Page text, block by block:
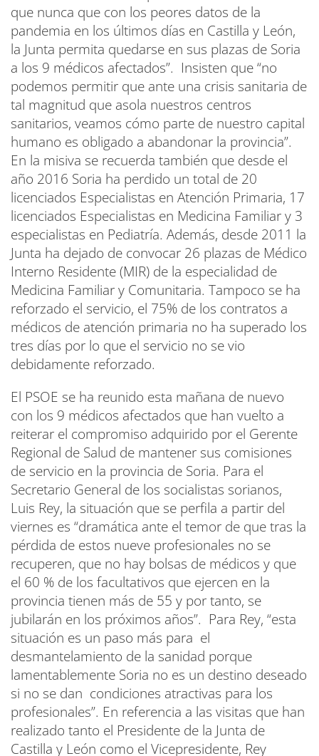
que nunca que con los peores datos de la
pandemia en los últimos días en Castilla y León,
la Junta permita quedarse en sus plazas de Soria
a los 9 médicos afectados”. Insisten que “no
podemos permitir que ante una crisis sanitaria de
tal magnitud que asola nuestros centros
sanitarios, veamos cómo parte de nuestro capital
humano es obligado a abandonar la provincia”.
En la misiva se recuerda también que desde el
año 2016 Soria ha perdido un total de 20
licenciados Especialistas en Atención Primaria, 17
licenciados Especialistas en Medicina Familiar y 3
especialistas en Pediatría. Además, desde 2011 la
Junta ha dejado de convocar 26 plazas de Médico
Interno Residente (MIR) de la especialidad de
Medicina Familiar y Comunitaria. Tampoco se ha
reforzado el servicio, el 75% de los contratos a
médicos de atención primaria no ha superado los
tres días por lo que el servicio no se vio
debidamente reforzado.
El PSOE se ha reunido esta mañana de nuevo
con los 9 médicos afectados que han vuelto a
reiterar el compromiso adquirido por el Gerente
Regional de Salud de mantener sus comisiones
de servicio en la provincia de Soria. Para el
Secretario General de los socialistas sorianos,
Luis Rey, la situación que se perfila a partir del
viernes es “dramática ante el temor de que tras la
pérdida de estos nueve profesionales no se
recuperen, que no hay bolsas de médicos y que
el 60 % de los facultativos que ejercen en la
provincia tienen más de 55 y por tanto, se
jubilarán en los próximos años”. Para Rey, “esta
situación es un paso más para el
desmantelamiento de la sanidad porque
lamentablemente Soria no es un destino deseado
si no se dan condiciones atractivas para los
profesionales”. En referencia a las visitas que han
realizado tanto el Presidente de la Junta de
Castilla y León como el Vicepresidente, Rey